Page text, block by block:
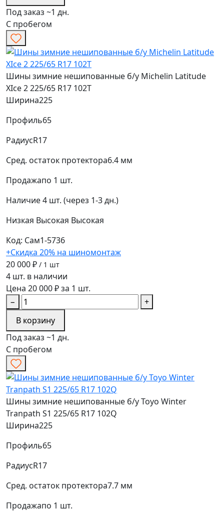
Под заказ ~1 дн.
С пробегом
Шины зимние нешипованные б/у Michelin Latitude
XIce 2 225/65 R17 102T
Ширина225
Профиль65
РадиусR17
Сред. остаток протектора6.4 мм
Продажапо 1 шт.
Наличие4 шт. (через 1-3 дн.)
Низкая Высокая Высокая
Код: Сам1-5736
+Скидка 20% на шиномонтаж
20 000 ₽ / 1 шт
4 шт. в наличии
Цена 20 000 ₽ за 1 шт.
−
+
В корзину
Под заказ ~1 дн.
С пробегом
Шины зимние нешипованные б/у Toyo Winter
Tranpath S1 225/65 R17 102Q
Ширина225
Профиль65
РадиусR17
Сред. остаток протектора7.7 мм
Продажапо 1 шт.